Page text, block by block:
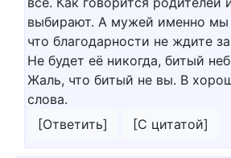
выбирают. А мужей именно мы
что благодарности не ждите
Не будет её никогда, битый
Жаль, что битый не вы. В
слова.
[Ответить]
[С цитатой]